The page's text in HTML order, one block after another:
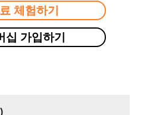
체험하기
십 가입하기